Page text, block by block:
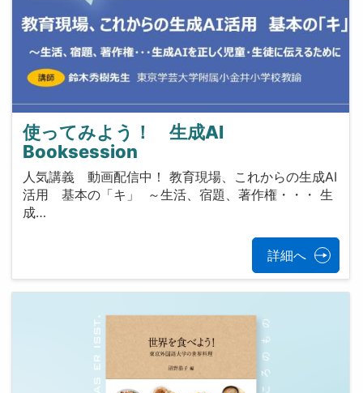
使ってみよう！ 生成AI
Booksession
人気講義 動画配信中！ 教育現場、これからの生成AI
活用 基本の「キ」 ～生活、宿題、著作権・・・ 生
成…
詳細へ